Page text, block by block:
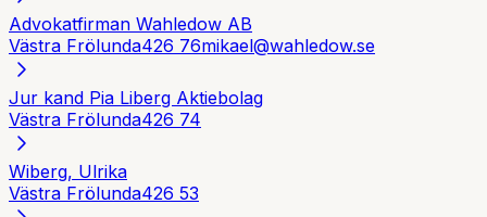
Advokatfirman Wahledow AB
Västra Frölunda426 76mikael@wahledow.se
Jur kand Pia Liberg Aktiebolag
Västra Frölunda426 74
Wiberg, Ulrika
Västra Frölunda426 53